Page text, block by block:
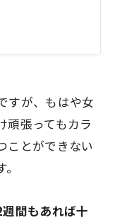
すが、もはや女
頑張ってもカラ
ことができない
週間もあれば十